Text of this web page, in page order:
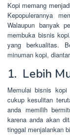
Kopi memang
Kepopulerannya
Walaupun banyak
membuka bisnis
yang berkualitas.
minuman kopi,
1. Lebih
Memulai bisnis kopi
cukup kesulitan
anda memilih
karena anda akan
tinggal menjalankan